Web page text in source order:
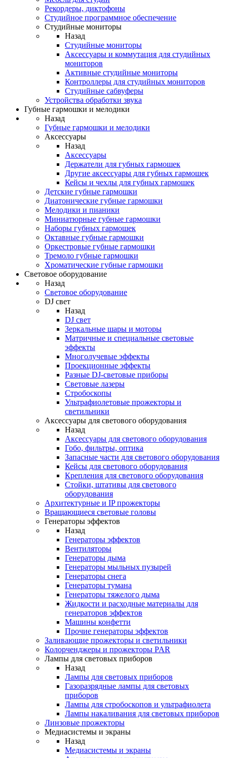
Рекордеры, диктофоны
Студийное программное обеспечение
Студийные мониторы
Назад
Студийные мониторы
Аксессуары и коммутация для студийных
мониторов
Активные студийные мониторы
Контроллеры для студийных мониторов
Студийные сабвуферы
Устройства обработки звука
Губные гармошки и мелодики
Назад
Губные гармошки и мелодики
Аксессуары
Назад
Аксессуары
Держатели для губных гармошек
Другие аксессуары для губных гармошек
Кейсы и чехлы для губных гармошек
Детские губные гармошки
Диатонические губные гармошки
Мелодики и пианики
Миниатюрные губные гармошки
Наборы губных гармошек
Октавные губные гармошки
Оркестровые губные гармошки
Тремоло губные гармошки
Хроматические губные гармошки
Световое оборудование
Назад
Световое оборудование
DJ свет
Назад
DJ свет
Зеркальные шары и моторы
Матричные и специальные световые
эффекты
Многолучевые эффекты
Проекционные эффекты
Разные DJ-световые приборы
Световые лазеры
Стробоскопы
Ультрафиолетовые прожекторы и
светильники
Аксессуары для светового оборудования
Назад
Аксессуары для светового оборудования
Гобо, фильтры, оптика
Запасные части для светового оборудования
Кейсы для светового оборудования
Крепления для светового оборудования
Стойки, штативы для светового
оборудования
Архитектурные и IP прожекторы
Вращающиеся световые головы
Генераторы эффектов
Назад
Генераторы эффектов
Вентиляторы
Генераторы дыма
Генераторы мыльных пузырей
Генераторы снега
Генераторы тумана
Генераторы тяжелого дыма
Жидкости и расходные материалы для
генераторов эффектов
Машины конфетти
Прочие генераторы эффектов
Заливающие прожекторы и светильники
Колорченджеры и прожекторы PAR
Лампы для световых приборов
Назад
Лампы для световых приборов
Газоразрядные лампы для световых
приборов
Лампы для стробоскопов и ультрафиолета
Лампы накаливания для световых приборов
Линзовые прожекторы
Медиасистемы и экраны
Назад
Медиасистемы и экраны